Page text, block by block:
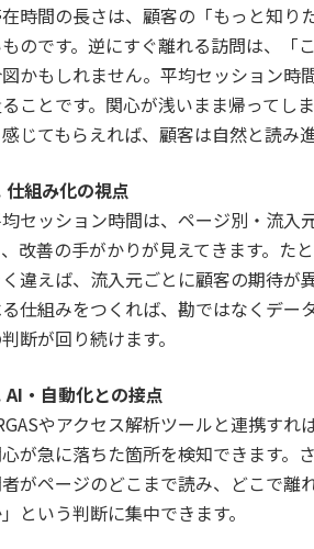
時間の長さは、顧客の「もっと知り
のです。逆にすぐ離れる訪問は、「
かもしれません。平均セッション時
ことです。関心が浅いまま帰ってし
感じてもらえれば、顧客は自然と読み
仕組み化の視点
セッション時間は、ページ別・流入
、改善の手がかりが見えてきます。た
違えば、流入元ごとに顧客の期待が
仕組みをつくれば、勘ではなくデー
断が回り続けます。
AI・自動化との接点
やアクセス解析ツールと連携すれ
が急に落ちた箇所を検知できます。
がページのどこまで読み、どこで離
という判断に集中できます。